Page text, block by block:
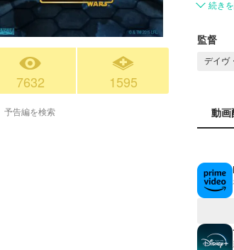
7632 1595
予告編を検索
続き
監督
デイヴ
動画